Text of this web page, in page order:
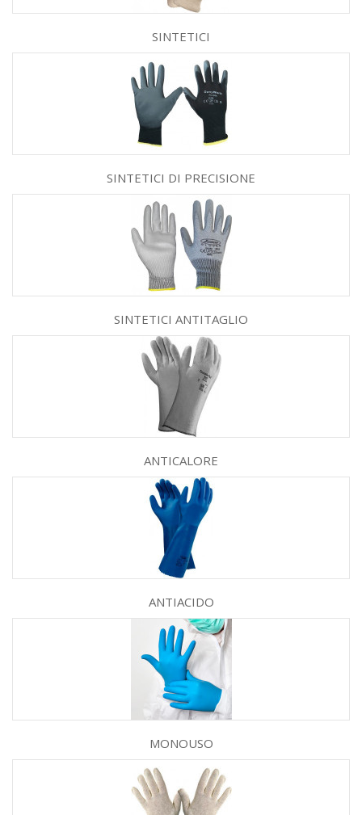
SINTETICI
SINTETICI DI PRECISIONE
SINTETICI ANTITAGLIO
ANTICALORE
ANTIACIDO
MONOUSO